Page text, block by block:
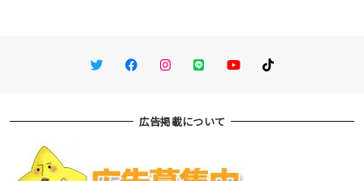
TwitterFacebookInstagram
LINE You TubeTikTok
広告掲載について